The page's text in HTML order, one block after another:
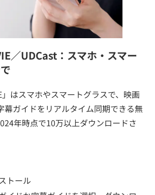
／UDCast：スマホ・スマー
」はスマホやスマートグラスで、映画
幕ガイドをリアルタイム同期できる無
年時点で10万以上ダウンロードさ
トール